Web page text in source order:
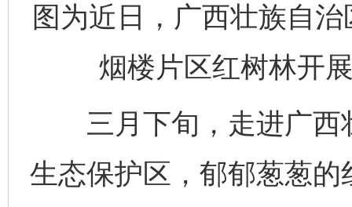
图为近日，广西壮族自
烟楼片区红树林开
三月下旬，走进广西
生态保护区，郁郁葱葱